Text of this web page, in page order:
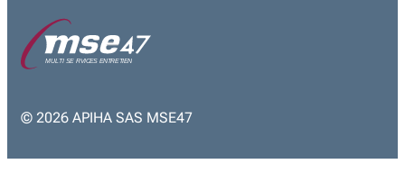
© 2026 APIHA SAS MSE47